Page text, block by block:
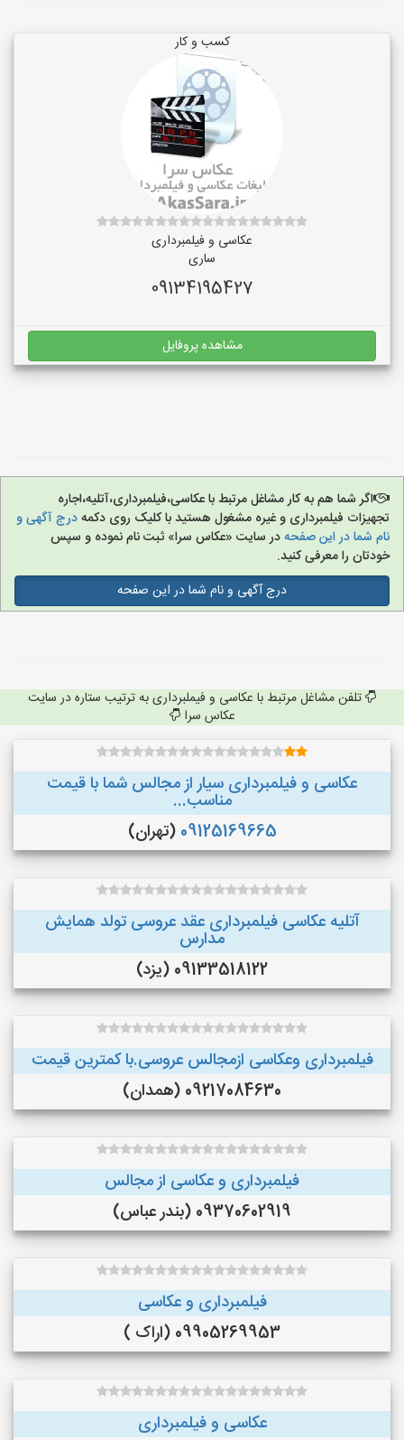
کسب و کار
عکاسی و فیلمبرداری
ساری
09134195427
مشاهده پروفایل
اگر شما هم به کار مشاغل مرتبط با عکاسی،فیلمبرداری،آتلیه،اجاره
تجهیزات فیلمبرداری و غیره مشغول هستید با کلیک روی دکمهدرج آگهی و
نام شما در این صفحهدر سایت «عکاس سرا» ثبت نام نموده و سپس
خودتان را معرفی کنید.
درج آگهی و نام شما در این صفحه
تلفن مشاغل مرتبط با عکاسی و فیملبرداری به ترتیب ستاره در سایت
عکاس سرا
عکاسی و فیلمبرداری سیار از مجالس شما با قیمت
مناسب...
09125169665 (تهران)
آتلیه عکاسی فیلمبرداری عقد عروسی تولد همایش
مدارس
09133518122 (یزد)
فیلمبرداری وعکاسی ازمجالس عروسی.با کمترین قیمت
09217084630 (همدان)
فیلمبرداری و عکاسی از مجالس
09370602919 (بندر عباس)
فیلمبرداری و عکاسی
09905269953 (اراک )
عکاسی و فیلمبرداری